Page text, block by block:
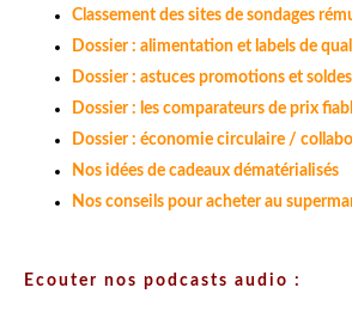
Classement des sites de sondages
Dossier : alimentation et labels de
Dossier : astuces promotions et soldes
Dossier : les comparateurs de prix
Dossier : économie circulaire /
Nos idées de cadeaux dématérialisés
Nos conseils pour acheter au
Ecouter nos podcasts audio :